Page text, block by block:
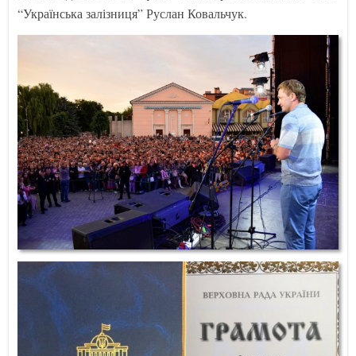
“Українська залізниця” Руслан Ковальчук.